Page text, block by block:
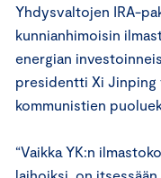
Yhdysvaltojen IRA-
kunnianhimoisin
energian
presidentti Xi
kommunistien
“Vaikka YK:n